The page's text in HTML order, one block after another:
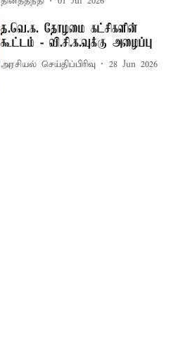
த.வெ.க. தோழமை கட்சிகளின்
கூட்டம் - வி.சி.க.வுக்கு அழைப்பு
அரசியல் செய்திப்பிரிவு 28 Jun 2026